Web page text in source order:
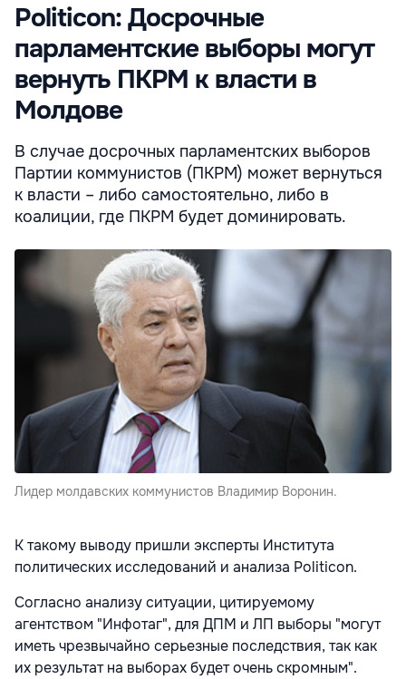
Politicon: Досрочные
парламентские выборы могут
вернуть ПКРМ к власти в
Молдове
В случае досрочных парламентских выборов
Партии коммунистов (ПКРМ) может вернуться
к власти – либо самостоятельно, либо в
коалиции, где ПКРМ будет доминировать.
Лидер молдавских коммунистов Владимир Воронин.
К такому выводу пришли эксперты Института
политических исследований и анализа Politicon.
Согласно анализу ситуации, цитируемому
агентством "Инфотаг", для ДПМ и ЛП выборы "могут
иметь чрезвычайно серьезные последствия, так как
их результат на выборах будет очень скромным".